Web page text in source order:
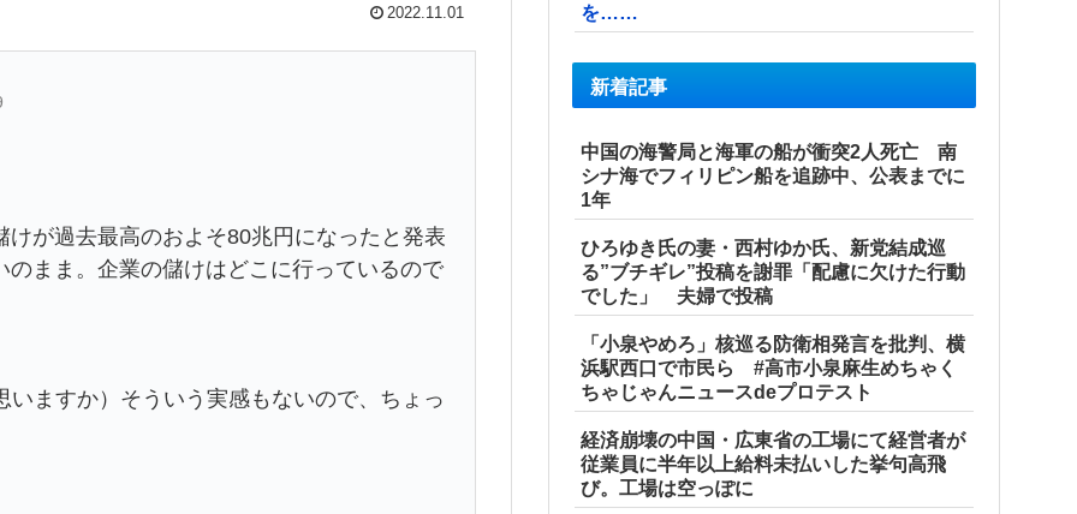
2022.11.01
が過去最高のおよそ80兆円になったと発表
まま。企業の儲けはどこに行っているので
ますか）そういう実感もないので、ちょっ
を……
新着記事
中国の海警局と海軍の船が衝突2人死亡 南
シナ海でフィリピン船を追跡中、公表までに
1年
ひろゆき氏の妻・西村ゆか氏、新党結成巡
る”ブチギレ”投稿を謝罪「配慮に欠けた行動
でした」 夫婦で投稿
「小泉やめろ」核巡る防衛相発言を批判、横
浜駅西口で市民ら #高市小泉麻生めちゃく
ちゃじゃんニュースdeプロテスト
経済崩壊の中国・広東省の工場にて経営者が
従業員に半年以上給料未払いした挙句高飛
び。工場は空っぽに